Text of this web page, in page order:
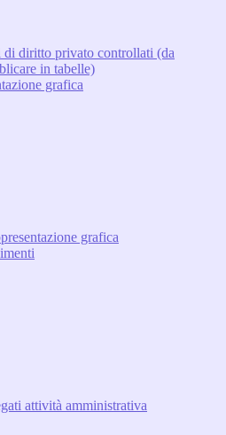
di diritto privato controllati (da
in tabelle)
grafica
grafica
attività amministrativa